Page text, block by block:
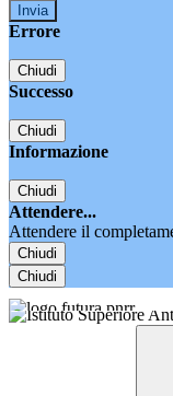
Errore
Chiudi
Successo
Chiudi
Informazione
Chiudi
Attendere...
Attendere il
Chiudi
Chiudi